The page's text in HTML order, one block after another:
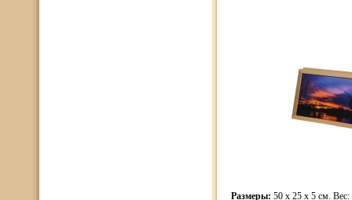
Размеры: 50 x 25 x 5 см. Вес: